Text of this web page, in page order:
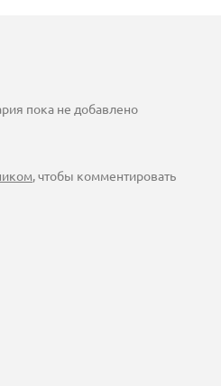
пока не добавлено
, чтобы комментировать